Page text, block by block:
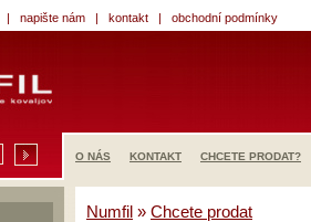
| napište nám | kontakt | obchodní podmínky
O NÁS KONTAKT CHCETE PRODAT?
Numfil » Chcete prodat